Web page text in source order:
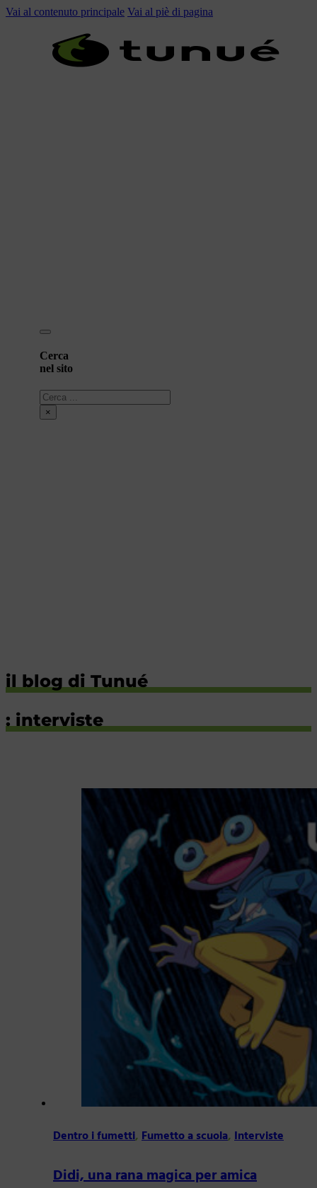
Vai al contenuto principale Vai al piè di pagina
Cerca
nel sito
Cerca
×
il blog di Tunué
: interviste
Dentro i fumetti,Fumetto a scuola,Interviste
Didi, una rana magica per amica